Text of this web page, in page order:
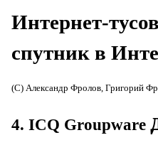
Интернет-
спутник в
(С) Александр Фролов, Григорий
4. ICQ Groupware